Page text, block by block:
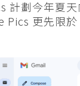
計劃今年夏
Pics 更先限